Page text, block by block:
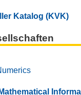
Katalog (KVK)